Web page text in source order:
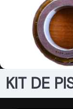
KIT DE